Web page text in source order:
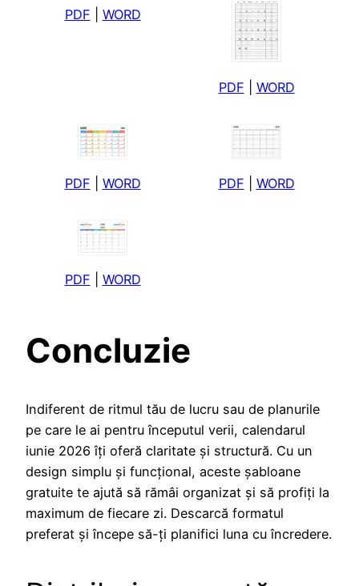
PDF WORD
PDF WORD
PDF WORD PDF WORD
PDF WORD
Concluzie
Indiferent de ritmul tău de lucru sau de planurile
pe care le ai pentru începutul verii, calendarul
iunie 2026 îți oferă claritate și structură. Cu un
design simplu și funcțional, aceste șabloane
gratuite te ajută să rămâi organizat și să profiți la
maximum de fiecare zi. Descarcă formatul
preferat și începe să-ți planifici luna cu încredere.